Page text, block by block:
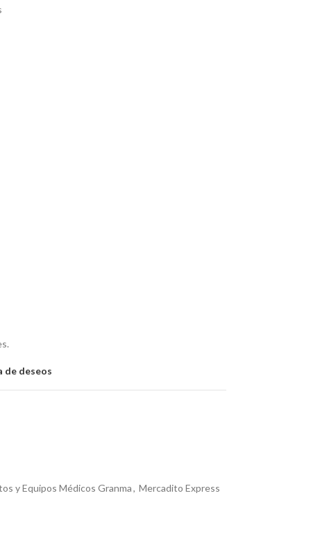
de deseos
y Equipos Médicos Granma, Mercadito Express